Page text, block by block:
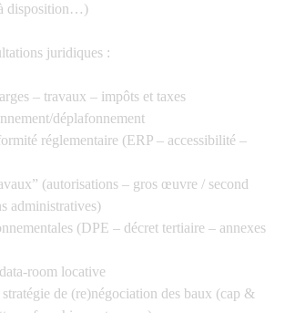
disposition…)
juridiques :
– travaux – impôts et taxes
déplafonnement
réglementaire (ERP – accessibilité –
(autorisations – gros œuvre / second
administratives)
(DPE – décret tertiaire – annexes
room locative
de (re)négociation des baux (cap &